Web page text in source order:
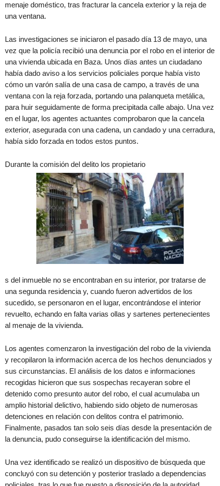
menaje doméstico, tras fracturar la cancela exterior y la reja de
una ventana.
Las investigaciones se iniciaron el pasado día 13 de mayo, una
vez que la policía recibió una denuncia por el robo en el interior de
una vivienda ubicada en Baza. Unos días antes un ciudadano
había dado aviso a los servicios policiales porque había visto
cómo un varón salía de una casa de campo, a través de una
ventana con la reja forzada, portando una palanqueta metálica,
para huir seguidamente de forma precipitada calle abajo. Una vez
en el lugar, los agentes actuantes comprobaron que la cancela
exterior, asegurada con una cadena, un candado y una cerradura,
había sido forzada en todos estos puntos.
Durante la comisión del delito los propietario
s del inmueble no se encontraban en su interior, por tratarse de
una segunda residencia y, cuando fueron advertidos de los
sucedido, se personaron en el lugar, encontrándose el interior
revuelto, echando en falta varias ollas y sartenes pertenecientes
al menaje de la vivienda.
Los agentes comenzaron la investigación del robo de la vivienda
y recopilaron la información acerca de los hechos denunciados y
sus circunstancias. El análisis de los datos e informaciones
recogidas hicieron que sus sospechas recayeran sobre el
detenido como presunto autor del robo, el cual acumulaba un
amplio historial delictivo, habiendo sido objeto de numerosas
detenciones en relación con delitos contra el patrimonio.
Finalmente, pasados tan solo seis días desde la presentación de
la denuncia, pudo conseguirse la identificación del mismo.
Una vez identificado se realizó un dispositivo de búsqueda que
concluyó con su detención y posterior traslado a dependencias